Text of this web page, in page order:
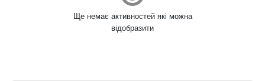
Ще немає активностей які можна
відобразити